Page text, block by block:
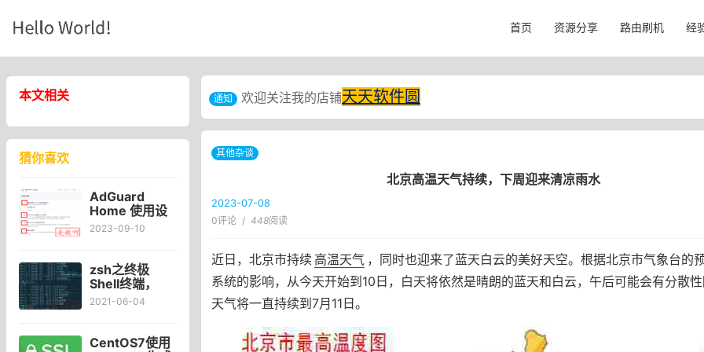
首页 资源分享 路由刷机 经
本文相关
猜你喜欢
AdGuard
Home 使用设
置及DNS测速
载
2023-09-10
zsh之终极
Shell终端，
Mac设置默认
2021-06-04
CentOS7使用
通知 欢迎关注我的店铺天天软件圆
其他杂谈
北京高温天气持续，下周迎来清凉雨水
2023-07-08
0评论 / 448阅读
近日，北京市持续 高温天气 ，同时也迎来了蓝天白云的美好天空。根据北京市气象台的
系统的影响，从今天开始到10日，白天将依然是晴朗的蓝天和白云，午后可能会有分散
天气将一直持续到7月11日。